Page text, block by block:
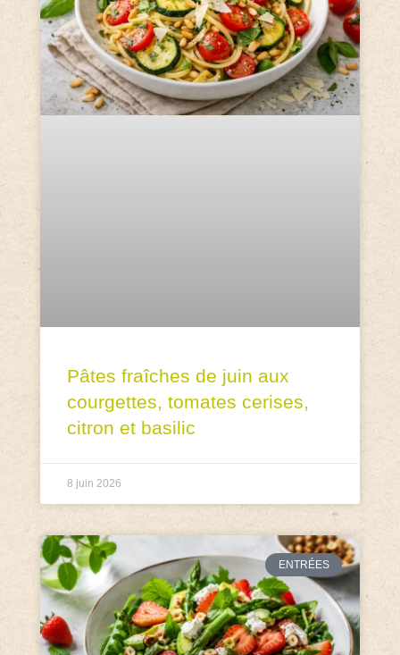
Pâtes fraîches de juin aux
courgettes, tomates cerises,
citron et basilic
8 juin 2026
ENTRÉES